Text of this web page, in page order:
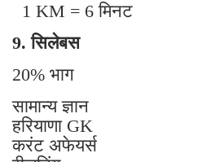
1 KM = 6 मिनट
9. सिलेबस
20% भाग
सामान्य ज्ञान
हरियाणा GK
करंट अफेयर्स